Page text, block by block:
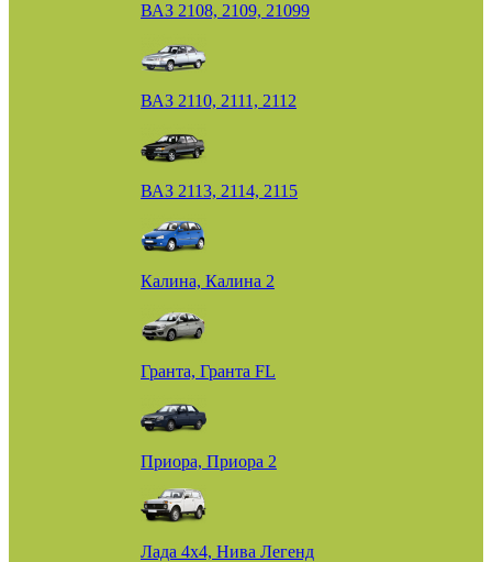
ВАЗ 2108, 2109, 21099
ВАЗ 2110, 2111, 2112
ВАЗ 2113, 2114, 2115
Калина, Калина 2
Гранта, Гранта FL
Приора, Приора 2
Лада 4х4, Нива Легенд